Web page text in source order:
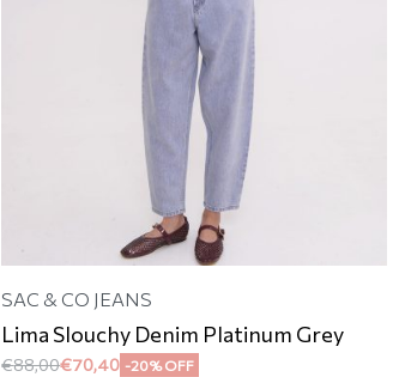
SAC & CO JEANS
Lima Slouchy Denim Platinum Grey
€88,00€70,40 -20% OFF